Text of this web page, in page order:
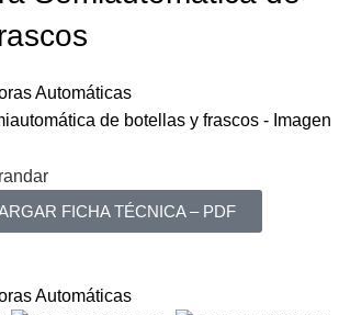
Automáticas
FICHA TÉCNICA – PDF
Automáticas